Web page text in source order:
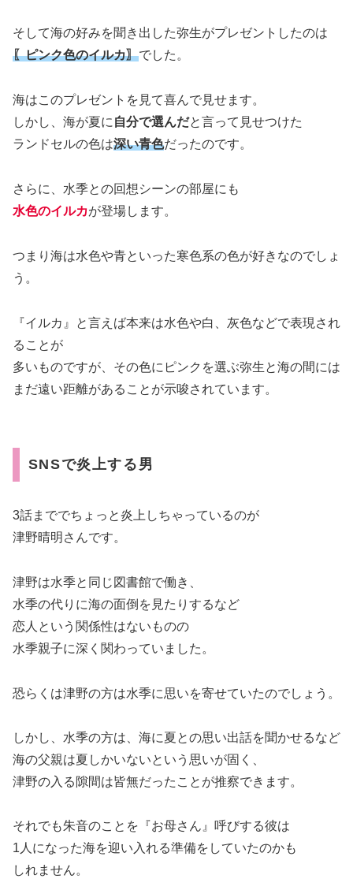
そして海の好みを聞き出した弥生がプレゼントしたのは
〖ピンク色のイルカ〗でした。
海はこのプレゼントを見て喜んで見せます。
しかし、海が夏に 自分で選んだと言って見せつけた
ランドセルの色は深い青色だったのです。
さらに、水季との回想シーンの部屋にも
水色のイルカが登場します。
つまり海は水色や青といった寒色系の色が好きなのでしょ
う。
『イルカ』と言えば本来は水色や白、灰色などで表現され
ることが
多いものですが、その色にピンクを選ぶ弥生と海の間には
まだ遠い距離があることが示唆されています。
SNSで炎上する男
3話まででちょっと炎上しちゃっているのが
津野晴明さんです。
津野は水季と同じ図書館で働き、
水季の代りに海の面倒を見たりするなど
恋人という関係性はないものの
水季親子に深く関わっていました。
恐らくは津野の方は水季に思いを寄せていたのでしょう。
しかし、水季の方は、海に夏との思い出話を聞かせるなど
海の父親は夏しかいないという思いが固く、
津野の入る隙間は皆無だったことが推察できます。
それでも朱音のことを『お母さん』呼びする彼は
1人になった海を迎い入れる準備をしていたのかも
しれません。